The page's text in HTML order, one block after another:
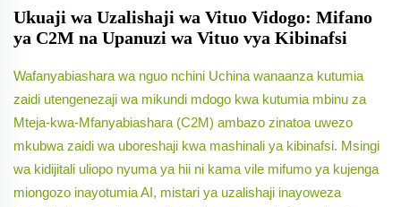
Ukuaji wa Uzalishaji wa Vituo Vidogo: Mifano
ya C2M na Upanuzi wa Vituo vya Kibinafsi
Wafanyabiashara wa nguo nchini Uchina wanaanza kutumia
zaidi utengenezaji wa mikundi mdogo kwa kutumia mbinu za
Mteja-kwa-Mfanyabiashara (C2M) ambazo zinatoa uwezo
mkubwa zaidi wa uboreshaji kwa mashinali ya kibinafsi. Msingi
wa kidijitali uliopo nyuma ya hii ni kama vile mifumo ya kujenga
miongozo inayotumia AI, mistari ya uzalishaji inayoweza